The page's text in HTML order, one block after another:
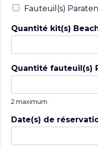
Fauteuil(s)
Quantité kit(s)
Quantité fauteuil(s)
2 maximum
Date(s) de